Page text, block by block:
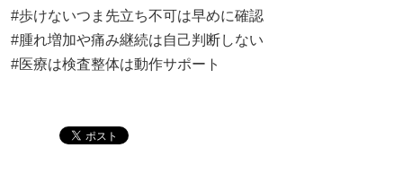
#歩けないつま先立ち不可は早めに確認
#腫れ増加や痛み継続は自己判断しない
#医療は検査整体は動作サポート